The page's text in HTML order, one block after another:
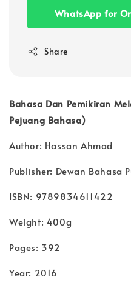
WhatsApp for
Share
Bahasa Dan Pemikiran
Pejuang Bahasa)
Author: Hassan Ahmad
Publisher: Dewan Bahasa
ISBN: 9789834611422
Weight: 400g
Pages: 392
Year: 2016